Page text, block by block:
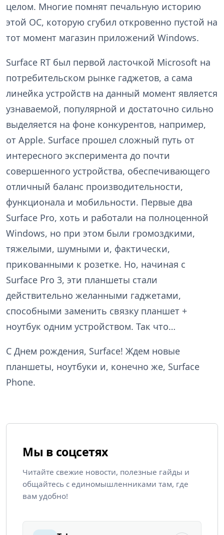
целом. Многие помнят печальную историю
этой ОС, которую сгубил откровенно пустой на
тот момент магазин приложений Windows.
Surface RT был первой ласточкой Microsoft на
потребительском рынке гаджетов, а сама
линейка устройств на данный момент является
узнаваемой, популярной и достаточно сильно
выделяется на фоне конкурентов, например,
от Apple. Surface прошел сложный путь от
интересного эксперимента до почти
совершенного устройства, обеспечивающего
отличный баланс производительности,
функционала и мобильности. Первые два
Surface Pro, хоть и работали на полноценной
Windows, но при этом были громоздкими,
тяжелыми, шумными и, фактически,
прикованными к розетке. Но, начиная с
Surface Pro 3, эти планшеты стали
действительно желанными гаджетами,
способными заменить связку планшет +
ноутбук одним устройством. Так что…
С Днем рождения, Surface! Ждем новые
планшеты, ноутбуки и, конечно же, Surface
Phone.
Мы в соцсетях
Читайте свежие новости, полезные гайды и
общайтесь с единомышленниками там, где
вам удобно!